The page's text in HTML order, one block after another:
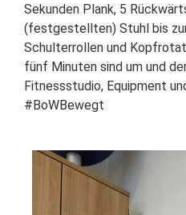
Sekunden Plank, 5
(festgestellten) Stuhl bis
Schulterrollen und
fünf Minuten sind um und
Fitnessstudio, Equipment
#BoWBewegt